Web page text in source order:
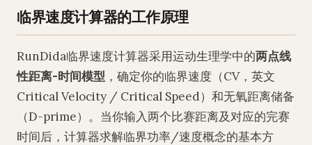
临界速度计算器的工作原理
RunDida临界速度计算器采用运动生理学中的两点线
性距离-时间模型 ，确定你的临界速度（CV，英文
Critical Velocity / Critical Speed）和无氧距离储备
（D-prime）。当你输入两个比赛距离及对应的完赛
时间后，计算器求解临界功率/速度概念的基本方